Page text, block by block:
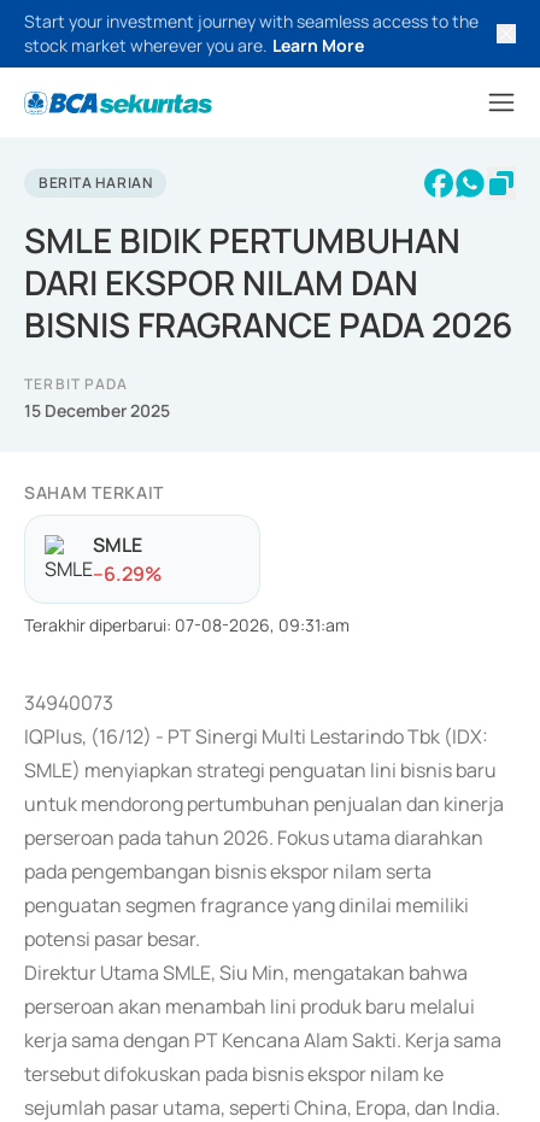
Start your investment journey with seamless access to the
stock market wherever you are. Learn More
BERITA HARIAN
SMLE BIDIK PERTUMBUHAN
DARI EKSPOR NILAM DAN
BISNIS FRAGRANCE PADA 2026
TERBIT PADA
15 December 2025
SAHAM TERKAIT
SMLE
--6.29%
Terakhir diperbarui: 07-08-2026, 09:31:am
34940073
IQPlus, (16/12) - PT Sinergi Multi Lestarindo Tbk (IDX:
SMLE) menyiapkan strategi penguatan lini bisnis baru
untuk mendorong pertumbuhan penjualan dan kinerja
perseroan pada tahun 2026. Fokus utama diarahkan
pada pengembangan bisnis ekspor nilam serta
penguatan segmen fragrance yang dinilai memiliki
potensi pasar besar.
Direktur Utama SMLE, Siu Min, mengatakan bahwa
perseroan akan menambah lini produk baru melalui
kerja sama dengan PT Kencana Alam Sakti. Kerja sama
tersebut difokuskan pada bisnis ekspor nilam ke
sejumlah pasar utama, seperti China, Eropa, dan India.